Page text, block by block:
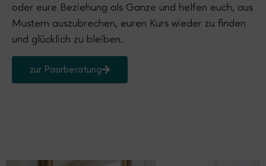
oder eure Beziehung als Ganze und helfen euch, aus
Mustern auszubrechen, euren Kurs wieder zu finden
und glücklich zu bleiben.
zur Paarberatung